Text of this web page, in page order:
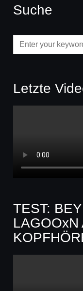
Suche
Letzte
TEST:
LAGOOxN